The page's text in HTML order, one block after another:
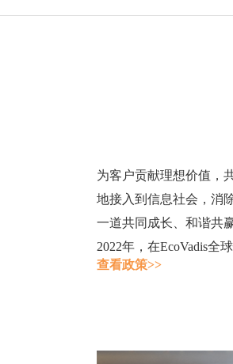
为客户贡献理想价值，
地接入到信息社会，消
一道共同成长、和谐共
2022年，在EcoVadis全
查看政策>>